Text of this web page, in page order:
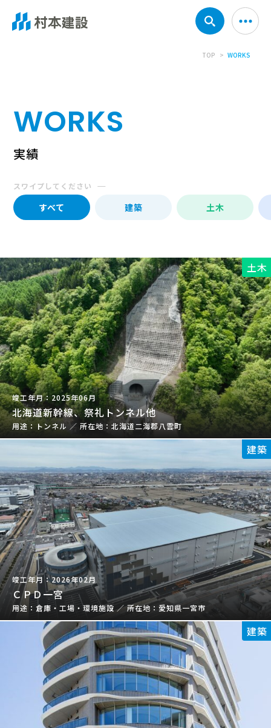
TOP WORKS
WORKS
実績
すべて 建築 土木
土木
2025年06月
北海道新幹線、祭礼トンネル他
トンネル ／ 北海道二海郡八雲町
建築
2026年02月
ＣＰＤ一宮
倉庫・工場・環境施設 ／ 愛知県一宮市
建築